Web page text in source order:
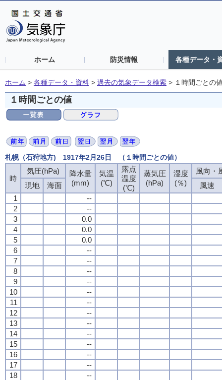
ホーム 防災情報 各種データ・
ホーム > 各種データ・資料 > 過去の気象データ検索 > １時間ごとの
１時間ごとの値
札幌（石狩地方) 1917年2月26日 （１時間ごとの値）
時
気圧(hPa)
降水量
(mm)
気温
(℃)
露点
温度
(℃)
蒸気圧
(hPa)
湿度
(％)
風向・
現地
海面
風速
1
--
2
--
3
0.0
4
0.0
5
0.0
6
--
7
--
8
--
9
--
10
--
11
--
12
--
13
--
14
--
15
--
16
--
17
--
18
--
時
気圧(hPa)
降水量
(mm)
気温
(℃)
露点
温度
(℃)
蒸気圧
(hPa)
湿度
(％)
風向・
現地
海面
風速
1
--
2
--
3
0.0
4
0.0
5
0.0
6
--
7
--
8
--
9
--
10
--
11
--
12
--
13
--
14
--
15
--
16
--
17
--
18
--
時
気圧(hPa)
降水量
(mm)
気温
(℃)
露点
温度
(℃)
蒸気圧
(hPa)
湿度
(％)
風向・
現地
海面
風速
1
--
2
--
3
0.0
4
0.0
5
0.0
6
--
7
--
8
--
9
--
10
--
11
--
12
--
13
--
14
--
15
--
16
--
17
--
18
--
時
気圧(hPa)
降水量
(mm)
気温
(℃)
露点
温度
(℃)
蒸気圧
(hPa)
湿度
(％)
風向・
現地
海面
風速
1
--
2
--
3
0.0
4
0.0
5
0.0
6
--
7
--
8
--
9
--
10
--
11
--
12
--
13
--
14
--
15
--
16
--
17
--
18
--